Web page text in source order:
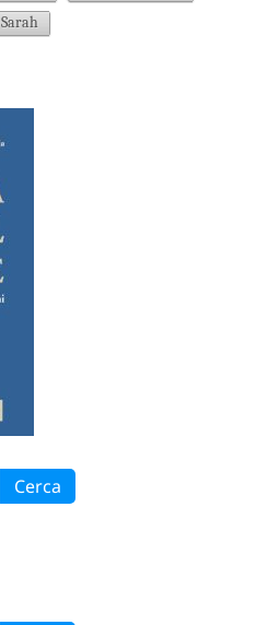
Sarah